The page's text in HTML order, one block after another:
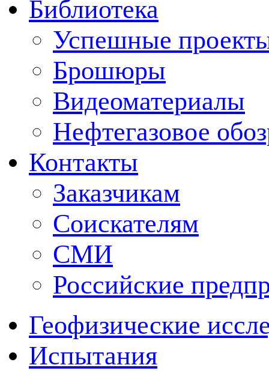
Библиотека
Успешные
Брошюры
Видеоматериалы
Нефтегазовое
Контакты
Заказчикам
Соискателям
СМИ
Российские
Геофизические
Испытания